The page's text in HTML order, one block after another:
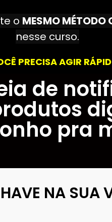
o MESMO MÉTODO
nesse curso.
PRECISA AGIR
de
pra
NA SUA